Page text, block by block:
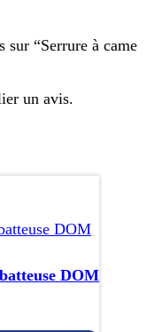
sur “Serrure à came
un avis.
DOM